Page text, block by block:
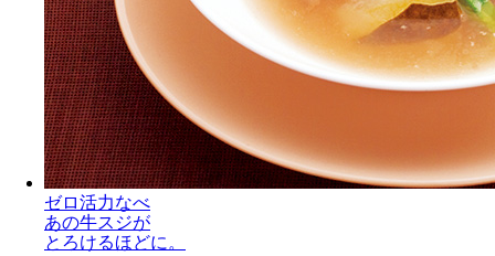
ゼロ活力なべ
あの牛スジが
とろけるほどに。